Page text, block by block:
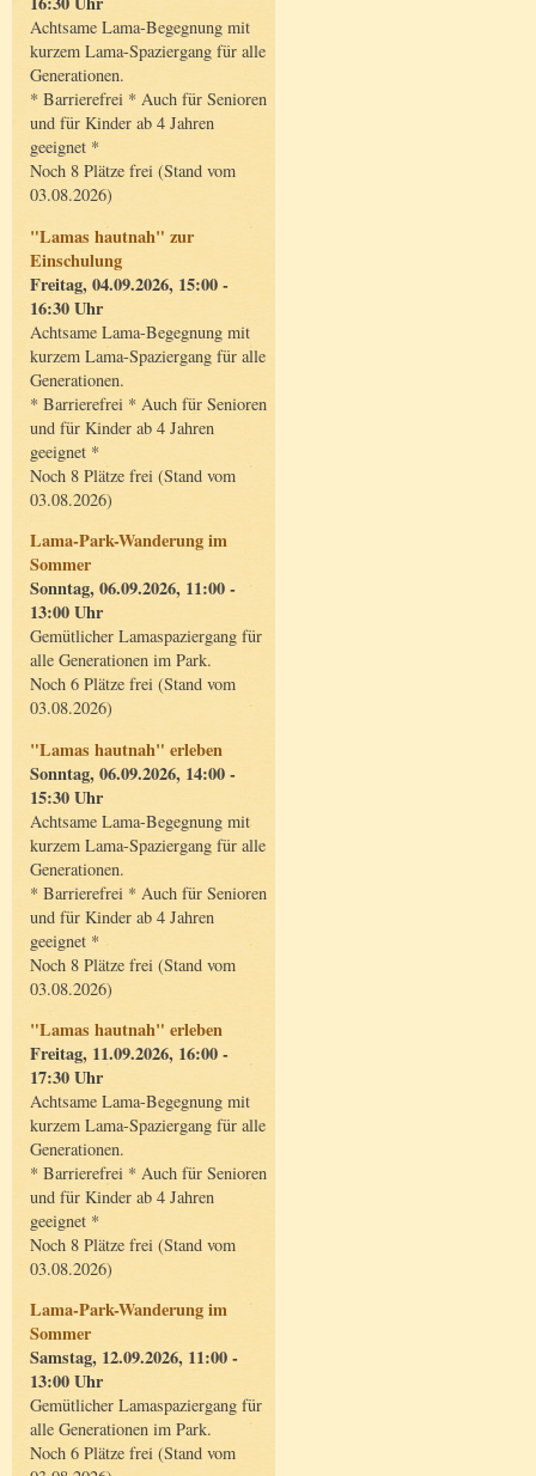
Achtsame Lama-Begegnung mit
kurzem Lama-Spaziergang für alle
Generationen.
* Barrierefrei * Auch für Senioren
und für Kinder ab 4 Jahren
geeignet *
Noch 8 Plätze frei (Stand vom
03.08.2026)
"Lamas hautnah" zur
Einschulung
Freitag, 04.09.2026, 15:00 -
16:30 Uhr
Achtsame Lama-Begegnung mit
kurzem Lama-Spaziergang für alle
Generationen.
* Barrierefrei * Auch für Senioren
und für Kinder ab 4 Jahren
geeignet *
Noch 8 Plätze frei (Stand vom
03.08.2026)
Lama-Park-Wanderung im
Sommer
Sonntag, 06.09.2026, 11:00 -
13:00 Uhr
Gemütlicher Lamaspaziergang für
alle Generationen im Park.
Noch 6 Plätze frei (Stand vom
03.08.2026)
"Lamas hautnah" erleben
Sonntag, 06.09.2026, 14:00 -
15:30 Uhr
Achtsame Lama-Begegnung mit
kurzem Lama-Spaziergang für alle
Generationen.
* Barrierefrei * Auch für Senioren
und für Kinder ab 4 Jahren
geeignet *
Noch 8 Plätze frei (Stand vom
03.08.2026)
"Lamas hautnah" erleben
Freitag, 11.09.2026, 16:00 -
17:30 Uhr
Achtsame Lama-Begegnung mit
kurzem Lama-Spaziergang für alle
Generationen.
* Barrierefrei * Auch für Senioren
und für Kinder ab 4 Jahren
geeignet *
Noch 8 Plätze frei (Stand vom
03.08.2026)
Lama-Park-Wanderung im
Sommer
Samstag, 12.09.2026, 11:00 -
13:00 Uhr
Gemütlicher Lamaspaziergang für
alle Generationen im Park.
Noch 6 Plätze frei (Stand vom